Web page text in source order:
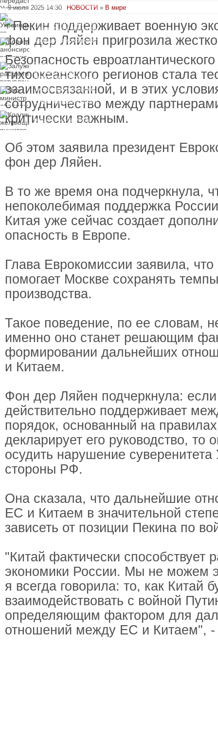
замороженных активов
России
могут потерять доступ
к госжилью и выплатам
Корецкий анонсировал
ревизию госбюджета
Залужный
раскритиковал
вступление Украины в
другие варианты
Экс-министр обороны
и бывший секретарь
СНБО Умеров получил
новую "вкусную"
должность
рушится из-за ухода
9 июля 2025 14:30 НОВОСТИ » В мире
Безопасность
тихоокеанского регионов стала
взаимосвязанной, и в этих
сотрудничество между
критически важным.
Об этом заявила президент
фон дер Ляйен.
В то же время она подчеркнула,
непоколебимая поддержка
Китая уже сейчас создает
опасность в Европе.
Глава Еврокомиссии заявила,
помогает Москве сохранять
производства.
Такое поведение, по ее словам,
именно оно станет решающим
формировании дальнейших
и Китаем.
Фон дер Ляйен подчеркнула:
действительно поддерживает
порядок, основанный на
декларирует его руководство, то
осудить нарушение
стороны РФ.
Она сказала, что дальнейшие
ЕС и Китаем в значительной
зависеть от позиции Пекина по
"Китай фактически способствует
экономики России. Мы не можем
я всегда говорила: то, как Китай
взаимодействовать с войной
определяющим фактором для
отношений между ЕС и Китаем", -